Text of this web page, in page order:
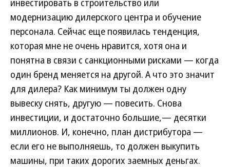
инвестировать в строительство или
модернизацию дилерского центра и обучение
персонала. Сейчас еще появилась тенденция,
которая мне не очень нравится, хотя она и
понятна в связи с санкционными рисками — когда
один бренд меняется на другой. А что это значит
для дилера? Как минимум ты должен одну
вывеску снять, другую — повесить. Снова
инвестиции, и достаточно большие,— десятки
миллионов. И, конечно, план дистрибутора —
если его не выполняешь, то должен выкупить
машины, при таких дорогих заемных деньгах.